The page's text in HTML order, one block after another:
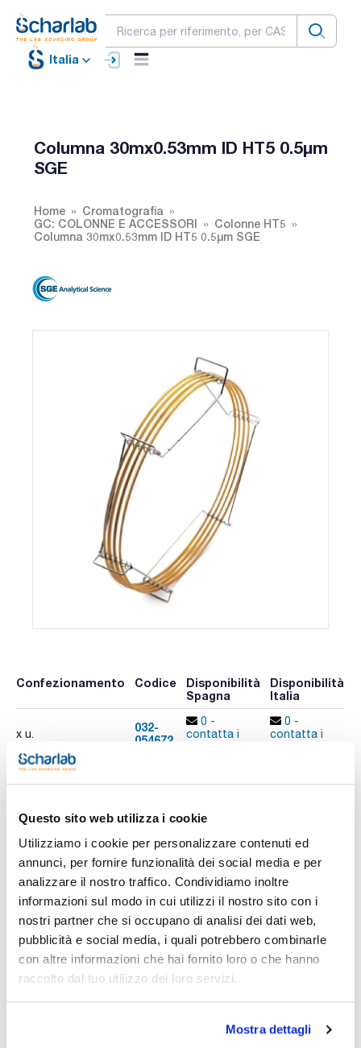
Questo sito web utilizza i cookie
Utilizziamo i cookie per personalizzare contenuti ed
annunci, per fornire funzionalità dei social media e per
analizzare il nostro traffico. Condividiamo inoltre
informazioni sul modo in cui utilizzi il nostro sito con i
nostri partner che si occupano di analisi dei dati web,
pubblicità e social media, i quali potrebbero combinarle
con altre informazioni che hai fornito loro o che hanno
raccolto dal tuo utilizzo dei loro servizi.
Mostra dettagli
Italia
Columna 30mx0.53mm ID HT5 0.5µm
SGE
Home
Cromatografia
GC: COLONNE E ACCESSORI
Colonne HT5
Columna 30mx0.53mm ID HT5 0.5µm SGE
Confezionamento Codice
Disponibilità
Spagna
Disponibilità
Italia
x u.
032-
054672
0 -
contatta i
0 -
contatta i
Stampa pagina prodotto
Fase : HT5, Pol.
Diametro interno (mm) : 0,53
Spessore film (µm) : 0,5
Lunghezza (mm) : 30
Limite di temperatura (°C) : Da 10 a 380/400
Fase unica ad alta temperature equivalente a 5% Fenile 95%
Policarborano-silossano.
- Ultra alta temperatura;
- Ideale per distillazione simulata e altre applicazioni del
- Disponibile con rivestimento in alluminio (alum) e in
Vedi di più
Documentazione tecnica
TDS / Scheda tecnica
COA
Registrati per i download